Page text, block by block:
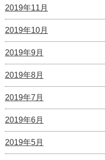
2019年11月
2019年10月
2019年9月
2019年8月
2019年7月
2019年6月
2019年5月